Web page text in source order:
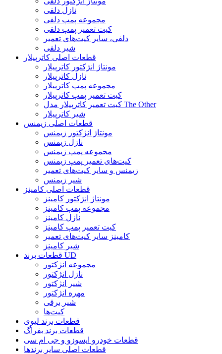
نازل دلفی
مجموعه پمپ دلفی
کیت تعمیر پمپ دلفی
دلفی، سایر کیت‌های تعمیر
شیر دلفی
قطعات اصلی کاترپیلار
مونتاژ انژکتور کاترپیلار
نازل کاترپیلار
مجموعه پمپ کاترپیلار
کیت تعمیر پمپ کاترپیلار
کیت تعمیر کاترپیلار مدل The Other
شیر کاترپیلار
قطعات اصلی زیمنس
مونتاژ انژکتور زیمنس
نازل زیمنس
مجموعه پمپ زیمنس
کیت‌های تعمیر پمپ زیمنس
زیمنس و سایر کیت‌های تعمیر
شیر زیمنس
قطعات اصلی کامینز
مونتاژ انژکتور کامینز
مجموعه پمپ کامینز
نازل کامینز
کیت تعمیر پمپ کامینز
کامینز سایر کیت‌های تعمیر
شیر کامینز
قطعات برند UD
مجموعه انژکتور
نازل انژکتور
شیر انژکتور
مهره انژکتور
شیر برقی
کیت‌ها
قطعات برند لیوی
قطعات برند بفراگ
قطعات خودرو ایسوزو و جی ام سی
قطعات اصلی سایر برندها